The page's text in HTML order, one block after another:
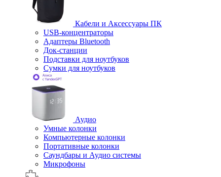
Кабели и Аксессуары ПК
USB-концентраторы
Адаптеры Bluetooth
Док-станции
Подставки для ноутбуков
Сумки для ноутбуков
Аудио
Умные колонки
Компьютерные колонки
Портативные колонки
Саундбары и Аудио системы
Микрофоны